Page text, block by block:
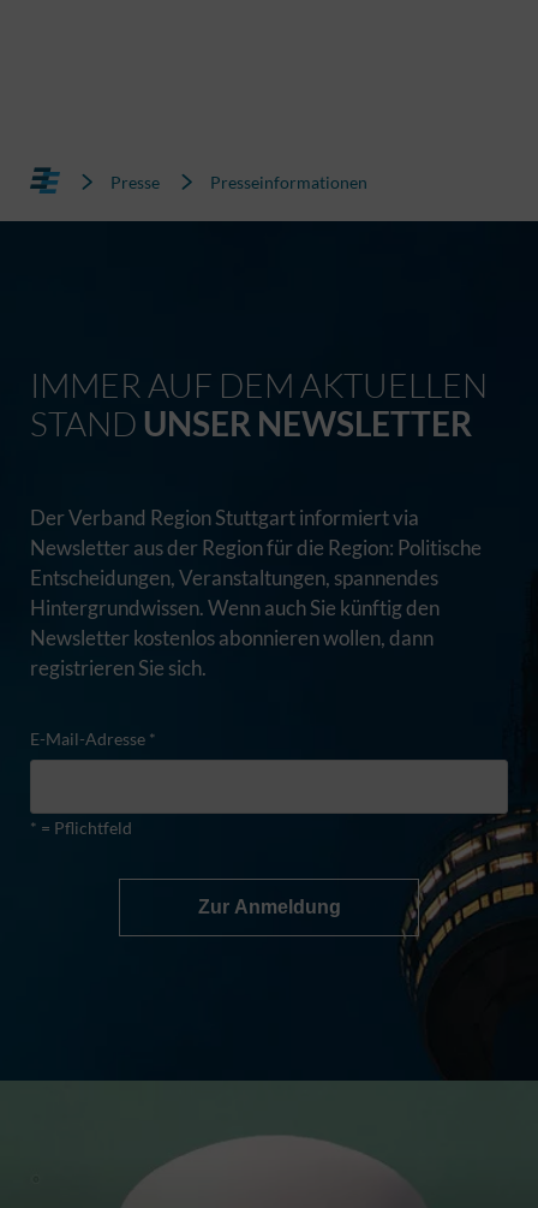
Presse Presseinformationen
IMMER AUF DEM AKTUELLEN
STAND UNSER NEWSLETTER
Der Verband Region Stuttgart informiert via
Newsletter aus der Region für die Region: Politische
Entscheidungen, Veranstaltungen, spannendes
Hintergrundwissen. Wenn auch Sie künftig den
Newsletter kostenlos abonnieren wollen, dann
registrieren Sie sich.
E-Mail-Adresse *
* = Pflichtfeld
Zur Anmeldung